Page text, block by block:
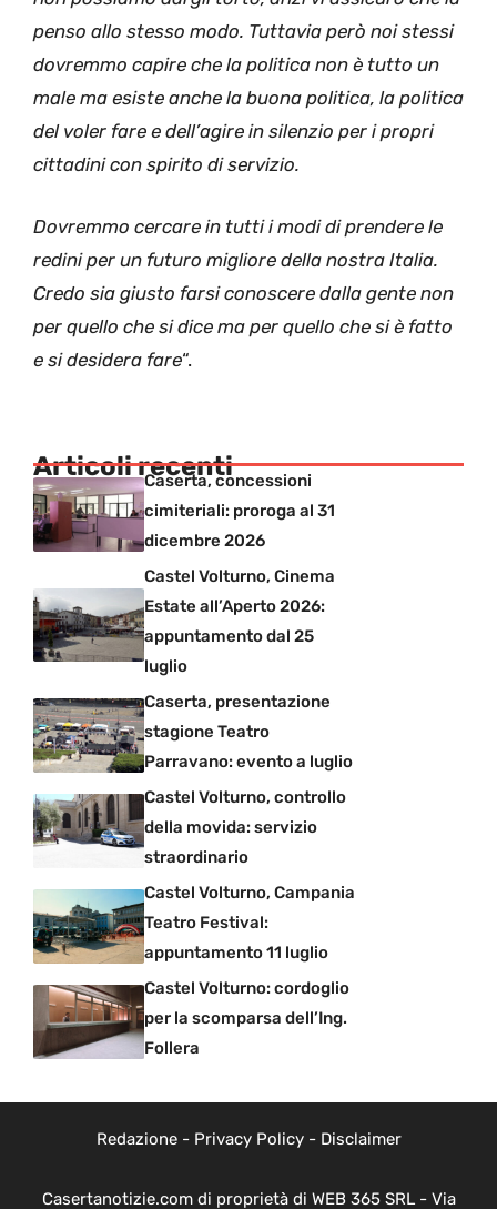
penso allo stesso modo. Tuttavia però noi stessi
dovremmo capire che la politica non è tutto un
male ma esiste anche la buona politica, la politica
del voler fare e dell’agire in silenzio per i propri
cittadini con spirito di servizio.
Dovremmo cercare in tutti i modi di prendere le
redini per un futuro migliore della nostra Italia.
Credo sia giusto farsi conoscere dalla gente non
per quello che si dice ma per quello che si è fatto
e si desidera fare“.
Articoli recenti
Caserta, concessioni
cimiteriali: proroga al 31
dicembre 2026
Castel Volturno, Cinema
Estate all’Aperto 2026:
appuntamento dal 25
luglio
Caserta, presentazione
stagione Teatro
Parravano: evento a luglio
Castel Volturno, controllo
della movida: servizio
straordinario
Castel Volturno, Campania
Teatro Festival:
appuntamento 11 luglio
Castel Volturno: cordoglio
per la scomparsa dell’Ing.
Follera
Redazione- Privacy Policy- Disclaimer
Casertanotizie.com di proprietà di WEB 365 SRL - Via